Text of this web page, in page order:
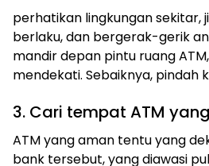
perhatikan lingkungan sekitar,
berlaku, dan bergerak-gerik
mandir depan pintu ruang
mendekati. Sebaiknya, pindah
3. Cari tempat ATM
ATM yang aman tentu yang
bank tersebut, yang diawasi